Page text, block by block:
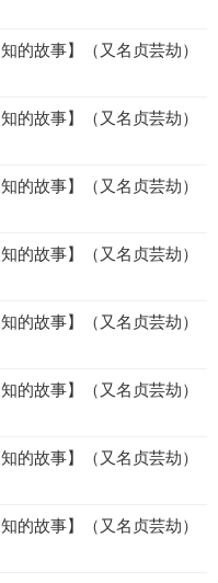
的故事】（又名贞芸劫）
的故事】（又名贞芸劫）
的故事】（又名贞芸劫）
的故事】（又名贞芸劫）
的故事】（又名贞芸劫）
的故事】（又名贞芸劫）
的故事】（又名贞芸劫）
的故事】（又名贞芸劫）